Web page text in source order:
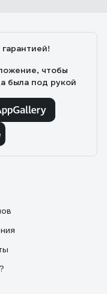
чтобы
была под рукой